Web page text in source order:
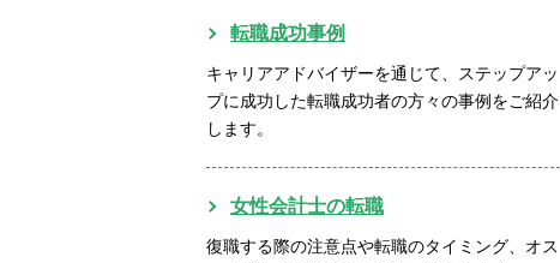
転職成功事例
キャリアアドバイザーを通じて、ステップアッ
プに成功した転職成功者の方々の事例をご紹介
します。
女性会計士の転職
復職する際の注意点や転職のタイミング、オス